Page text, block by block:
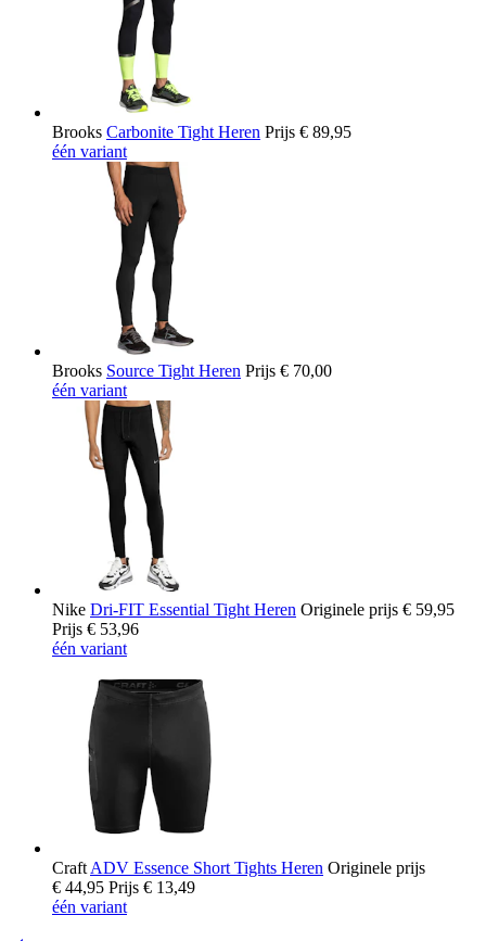
Brooks Carbonite Tight Heren Prijs € 89,95
één variant
Brooks Source Tight Heren Prijs € 70,00
één variant
Nike Dri-FIT Essential Tight Heren Originele prijs € 59,95
Prijs € 53,96
één variant
Craft ADV Essence Short Tights Heren Originele prijs
€ 44,95 Prijs € 13,49
één variant